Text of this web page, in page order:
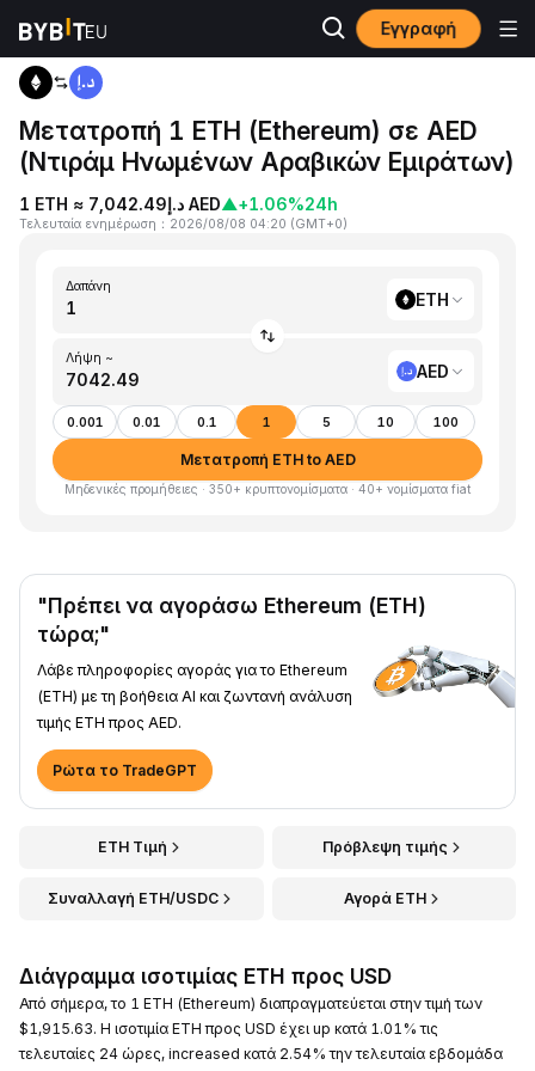
Εγγραφή
Αρχική ETH to AED
Μετατροπή 1 ETH (Ethereum) σε AED
(Ντιράμ Ηνωμένων Αραβικών Εμιράτων)
1 ETH ≈ د.إ7,042.49 AED▲+1.06%24h
Τελευταία ενημέρωση ： 2026/08/08 04:20 (GMT+0)
Δαπάνη
ETH
Λήψη ~
AED
0.001 0.01 0.1 1 5 10 100
Μετατροπή ETH to AED
Μηδενικές προμήθειες · 350+ κρυπτονομίσματα · 40+ νομίσματα fiat
"Πρέπει να αγοράσω Ethereum (ETH)
τώρα;"
Λάβε πληροφορίες αγοράς για το Ethereum
(ETH) με τη βοήθεια AI και ζωντανή ανάλυση
τιμής ETH προς AED.
Ρώτα το TradeGPT
ETH Τιμή Πρόβλεψη τιμής
Συναλλαγή ETH/USDC Αγορά ETH
Διάγραμμα ισοτιμίας ETH προς USD
Από σήμερα, το 1 ETH (Ethereum) διαπραγματεύεται στην τιμή των
$1,915.63. Η ισοτιμία ETH προς USD έχει up κατά 1.01% τις
τελευταίες 24 ώρες, increased κατά 2.54% την τελευταία εβδομάδα